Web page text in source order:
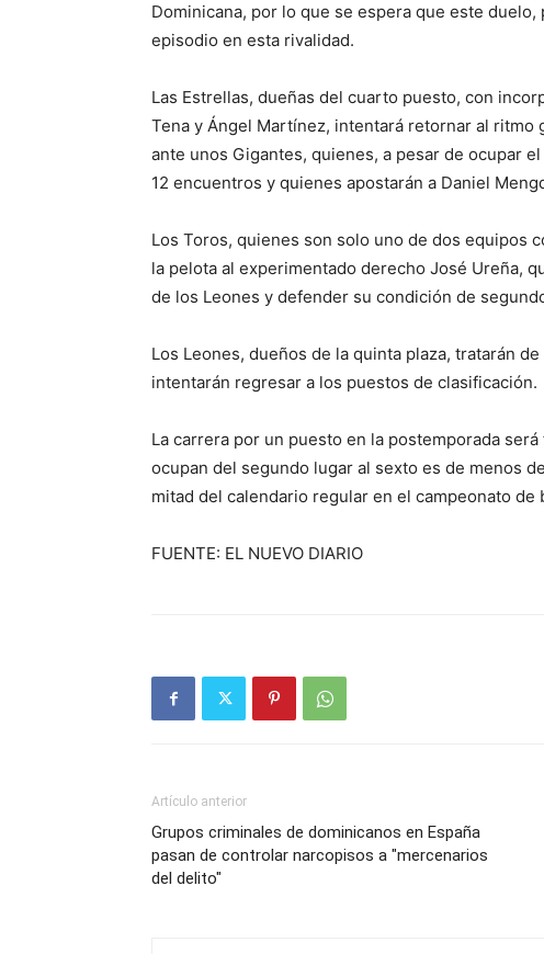
Dominicana, por lo que se espera que este
episodio en esta rivalidad.
Las Estrellas, dueñas del cuarto puesto, con
Tena y Ángel Martínez, intentará retornar al
ante unos Gigantes, quienes, a pesar de ocupar
12 encuentros y quienes apostarán a Daniel
Los Toros, quienes son solo uno de dos equipos
la pelota al experimentado derecho José Ureña,
de los Leones y defender su condición de
Los Leones, dueños de la quinta plaza, tratarán
intentarán regresar a los puestos de clasificación.
La carrera por un puesto en la postemporada
ocupan del segundo lugar al sexto es de menos
mitad del calendario regular en el campeonato de
FUENTE: EL NUEVO DIARIO
Artículo anterior
Grupos criminales de dominicanos en España
pasan de controlar narcopisos a "mercenarios
del delito"